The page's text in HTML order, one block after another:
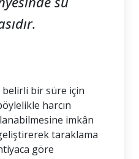
bir süre için
harcın
imkân
taraklama
göre